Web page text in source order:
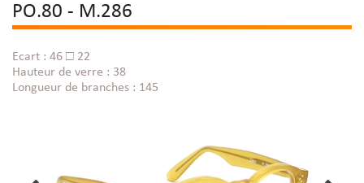
PO.80 - M.286
Ecart : 46 □ 22
Hauteur de verre : 38
Longueur de branches : 145